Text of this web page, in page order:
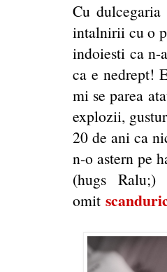
Cu
intalnirii cu o
indoiesti ca n-
ca e nedrept!
mi se parea
explozii,
20 de ani ca
n-o astern pe
(hugs
omit